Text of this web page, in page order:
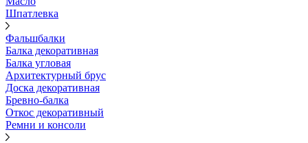
Шпатлевка
Фальшбалки
Балка декоративная
Балка угловая
Архитектурный брус
Доска декоративная
Бревно-балка
Откос декоративный
Ремни и консоли